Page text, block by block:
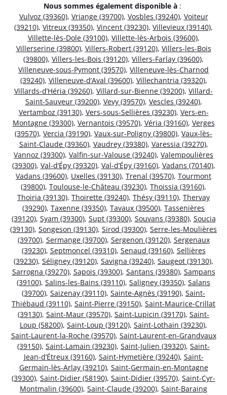
Nous sommes également disponible à :
Vulvoz (39360), Vriange (39700), Vosbles (39240), Voiteur
(39210), Vitreux (39350), Vincent (39230), Villevieux (39140),
Villette-lès-Dole (39100), Villette-lès-Arbois (39600),
Villerserine (39800), Villers-Robert (39120), Villers-les-Bois
(39800), Villers-les-Bois (39120), Villers-Farlay (39600),
Villeneuve-sous-Pymont (39570), Villeneuve-lès-Charnod
(39240), Villeneuve-d’Aval (39600), Villechantria (39320),
Villards-d’Héria (39260), Villard-sur-Bienne (39200), Villard-
Saint-Sauveur (39200), Vevy (39570), Vescles (39240),
Vertamboz (39130), Vers-sous-Sellières (39230), Vers-en-
Montagne (39300), Vernantois (39570), Véria (39160), Verges
(39570), Vercia (39190), Vaux-sur-Poligny (39800), Vaux-lès-
Saint-Claude (39360), Vaudrey (39380), Varessia (39270),
Vannoz (39300), Valfin-sur-Valouse (39240), Valempoulières
(39300), Val-d’Épy (39320), Val-d’Épy (39160), Vadans (70140),
Vadans (39600), Uxelles (39130), Trenal (39570), Tourmont
(39800), Toulouse-le-Château (39230), Thoissia (39160),
Thoiria (39130), Thoirette (39240), Thésy (39110), Thervay
(39290), Taxenne (39350), Tavaux (39500), Tassenières
(39120), Syam (39300), Supt (39300), Souvans (39380), Soucia
(39130), Songeson (39130), Sirod (39300), Serre-les-Moulières
(39700), Sermange (39700), Sergenon (39120), Sergenaux
(39230), Septmoncel (39310), Senaud (39160), Sellières
(39230), Séligney (39120), Savigna (39240), Saugeot (39130),
Sarrogna (39270), Sapois (39300), Santans (39380), Sampans
(39100), Salins-les-Bains (39110), Saligney (39350), Salans
(39700), Saizenay (39110), Sainte-Agnès (39190), Saint-
Thiébaud (39110), Saint-Pierre (39150), Saint-Maurice-Crillat
(39130), Saint-Maur (39570), Saint-Lupicin (39170), Saint-
Loup (58200), Saint-Loup (39120), Saint-Lothain (39230),
Saint-Laurent-la-Roche (39570), Saint-Laurent-en-Grandvaux
(39150), Saint-Lamain (39230), Saint-Julien (39320), Saint-
Jean-d’Étreux (39160), Saint-Hymetière (39240), Saint-
Germain-lès-Arlay (39210), Saint-Germain-en-Montagne
(39300), Saint-Didier (58190), Saint-Didier (39570), Saint-Cyr-
Montmalin (39600), Saint-Claude (39200), Saint-Baraing